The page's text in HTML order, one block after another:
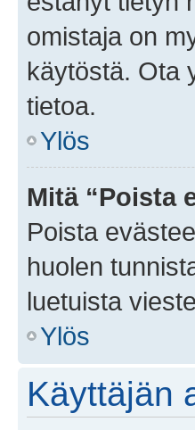
omistaja on
käytöstä. Ota
tietoa.
Ylös
Mitä “Poista
Poista
huolen
luetuista
Ylös
Käyttäjän